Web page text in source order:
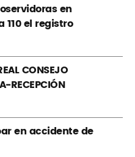
en
110 el registro
CONSEJO
RECEPCIÓN
en accidente de